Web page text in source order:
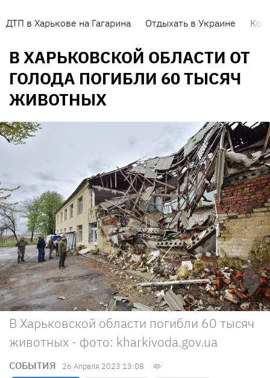
ДТП в Харькове на Гагарина Отдыхать в Украине
В ХАРЬКОВСКОЙ ОБЛАСТИ ОТ
ГОЛОДА ПОГИБЛИ 60 ТЫСЯЧ
ЖИВОТНЫХ
В Харьковской области погибли 60 тысяч
животных - фото: kharkivoda.gov.ua
СОБЫТИЯ 26 Апреля 2023 13:08